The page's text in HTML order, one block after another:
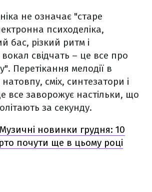
не означає "старе
психоделіка,
бас, різкий ритм і
свідчать – це все про
Перетікання мелодії в
сміх, синтезатори і
все заворожує настільки, що
за секунду.
Музичні новинки грудня: 10
почути ще в цьому році